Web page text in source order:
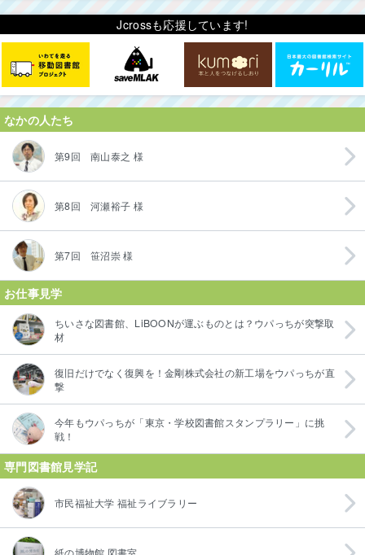
Jcrossも応援しています!
なかの人たち
第9回 南山泰之 様
第8回 河瀬裕子 様
第7回 笹沼崇 様
お仕事見学
ちいさな図書館、LiBOONが運ぶものとは？ウパっちが突撃取
材
復旧だけでなく復興を！金剛株式会社の新工場をウパっちが直
撃
今年もウパっちが「東京・学校図書館スタンプラリー」に挑
戦！
専門図書館見学記
市民福祉大学 福祉ライブラリー
紙の博物館 図書室